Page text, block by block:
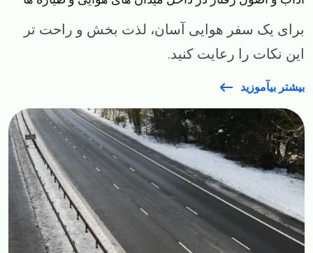
برای یک سفر هوایی آسان، لذت بخش و راحت تر
این نکات را رعایت کنید.
بیشتر بیآموزید
Image